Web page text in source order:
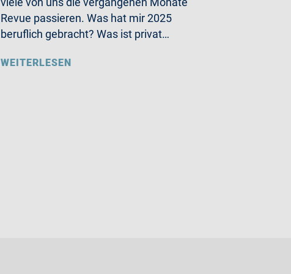
Revue passieren. Was hat mir 2025
beruflich gebracht? Was ist privat…
WEITERLESEN